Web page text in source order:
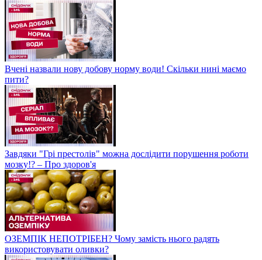
Вчені назвали нову добову норму води! Скільки нині маємо
пити?
Завдяки "Грі престолів" можна дослідити порушення роботи
мозку!? – Про здоров'я
ОЗЕМПІК НЕПОТРІБЕН? Чому замість нього радять
використовувати оливки?